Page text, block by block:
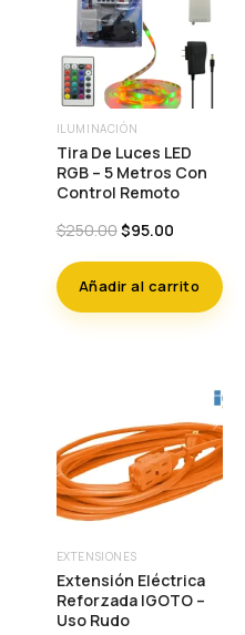
ILUMINACIÓN
Tira De Luces LED
RGB – 5 Metros Con
Control Remoto
$250.00Original
was:
$250.00.
$95.00Current
is:
$95.00.
Añadir al carrito
EXTENSIONES
Extensión Eléctrica
Reforzada IGOTO –
Uso Rudo
Este
producto
tiene